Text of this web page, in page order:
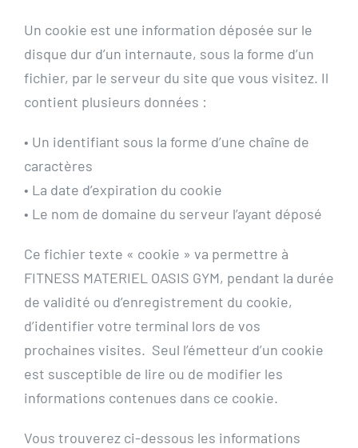
Un cookie est une information déposée sur le
disque dur d’un internaute, sous la forme d’un
fichier, par le serveur du site que vous visitez. Il
contient plusieurs données :
• Un identifiant sous la forme d’une chaîne de
caractères
• La date d’expiration du cookie
• Le nom de domaine du serveur l’ayant déposé
Ce fichier texte « cookie » va permettre à
FITNESS MATERIEL OASIS GYM, pendant la durée
de validité ou d’enregistrement du cookie,
d’identifier votre terminal lors de vos
prochaines visites. Seul l’émetteur d’un cookie
est susceptible de lire ou de modifier les
informations contenues dans ce cookie.
Vous trouverez ci-dessous les informations